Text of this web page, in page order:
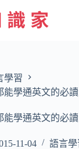
學習
能學通英文的必
能學通英文的必
11-04 語言學